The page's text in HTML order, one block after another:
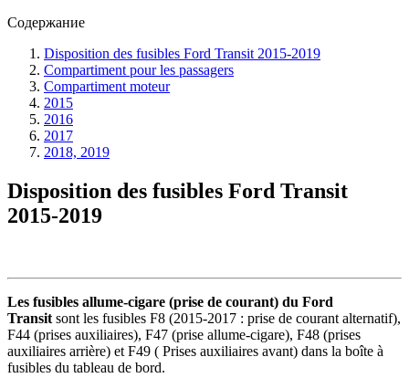
Содержание
Disposition des fusibles Ford Transit 2015-2019
Compartiment pour les passagers
Compartiment moteur
2015
2016
2017
2018, 2019
Disposition des fusibles Ford Transit
2015-2019
Les fusibles allume-cigare (prise de courant) du Ford
Transit sont les fusibles F8 (2015-2017 : prise de courant alternatif),
F44 (prises auxiliaires), F47 (prise allume-cigare), F48 (prises
auxiliaires arrière) et F49 ( Prises auxiliaires avant) dans la boîte à
fusibles du tableau de bord.